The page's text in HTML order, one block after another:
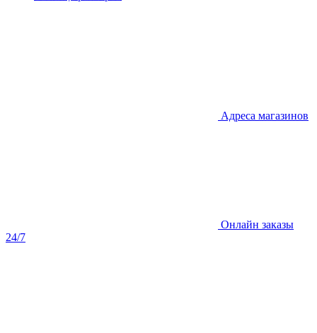
Адреса магазинов
Онлайн заказы
24/7